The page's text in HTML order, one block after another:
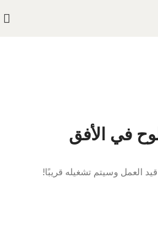
في الأفق
العمل وسيتم تشغيله قريبًا!